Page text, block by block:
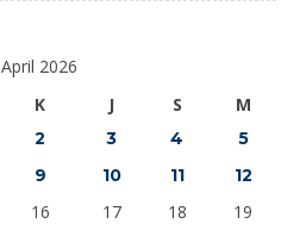
April 2026
K J S M
2 3 4
5
9 10 11
12
16 17 18
19